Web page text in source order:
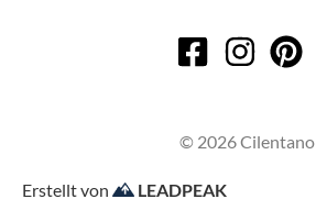
© 2026 Cilentano
Erstellt von LEADPEAK